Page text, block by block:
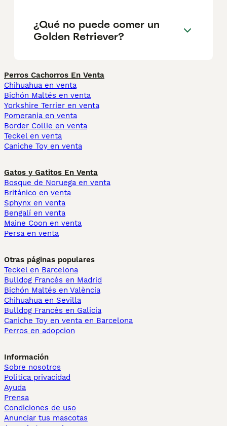
¿Qué no puede comer un
Golden Retriever?
Perros Cachorros En Venta
Chihuahua en venta
Bichón Maltés en venta
Yorkshire Terrier en venta
Pomerania en venta
Border Collie en venta
Teckel en venta
Caniche Toy en venta
Gatos y Gatitos En Venta
Bosque de Noruega en venta
Británico en venta
Sphynx en venta
Bengalí en venta
Maine Coon en venta
Persa en venta
Otras páginas populares
Teckel en Barcelona
Bulldog Francés en Madrid
Bichón Maltés en València
Chihuahua en Sevilla
Bulldog Francés en Galicia
Caniche Toy en venta en Barcelona
Perros en adopcion
Información
Sobre nosotros
Politica privacidad
Ayuda
Prensa
Condiciones de uso
Anunciar tus mascotas